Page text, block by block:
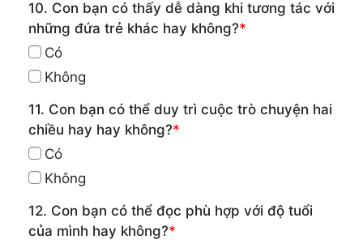
10. Con bạn có thấy dễ dàng khi tương tác với
những đứa trẻ khác hay không?*
Có
Không
11. Con bạn có thể duy trì cuộc trò chuyện hai
chiều hay hay không?*
Có
Không
12. Con bạn có thể đọc phù hợp với độ tuổi
của mình hay không?*